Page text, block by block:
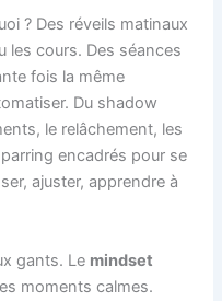
? Des réveils matinaux
les cours. Des séances
fois la même
Du shadow
le relâchement, les
encadrés pour se
ajuster, apprendre à
gants. Le mindset
moments calmes.